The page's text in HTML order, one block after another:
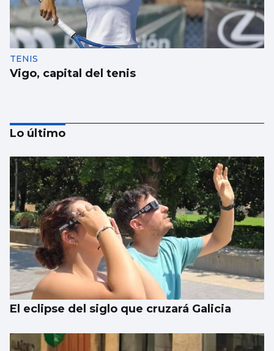
TENIS
Vigo, capital del tenis
REMO
Borja con en el cuatro sin
Lo último
El eclipse del siglo que cruzará Galicia